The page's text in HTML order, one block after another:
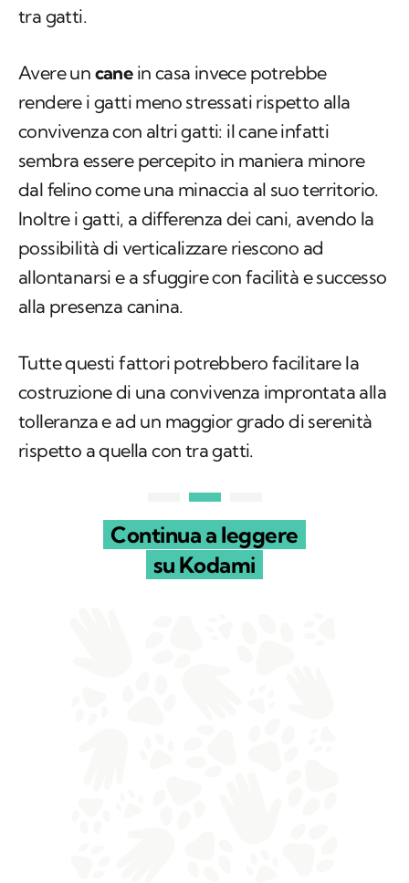
tra gatti.
Avere un canein casa invece potrebbe
rendere i gatti meno stressati rispetto alla
convivenza con altri gatti: il cane infatti
sembra essere percepito in maniera minore
dal felino come una minaccia al suo territorio.
Inoltre i gatti, a differenza dei cani, avendo la
possibilità di verticalizzare riescono ad
allontanarsi e a sfuggire con facilità e successo
alla presenza canina.
Tutte questi fattori potrebbero facilitare la
costruzione di una convivenza improntata alla
tolleranza e ad un maggior grado di serenità
rispetto a quella con tra gatti.
Continua a leggere
su Kodami